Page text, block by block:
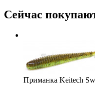
Сейчас
Приманка Keitech